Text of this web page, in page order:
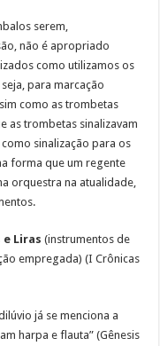
serem,
não é apropriado
como utilizamos os
para marcação
como as trombetas
as trombetas sinalizavam
sinalização para os
forma que um regente
orquestra na atualidade,
e Liras (instrumentos de
empregada) (I Crônicas
já se menciona a
harpa e flauta” (Gênesis